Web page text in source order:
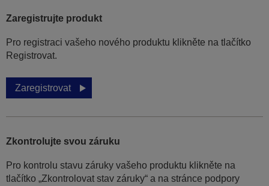
Zaregistrujte produkt
Pro registraci vašeho nového produktu klikněte na tlačítko
Registrovat.
Zaregistrovat
Zkontrolujte svou záruku
Pro kontrolu stavu záruky vašeho produktu klikněte na
tlačítko „Zkontrolovat stav záruky“ a na stránce podpory